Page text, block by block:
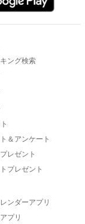
ング検索
＆アンケート
レゼント
プレゼント
ンダーアプリ
プリ